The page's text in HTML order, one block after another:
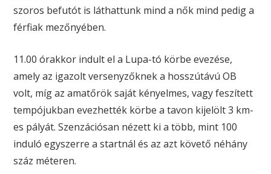
szoros befutót is láthattunk mind a nők mind pedig a
férfiak mezőnyében.
11.00 órakkor indult el a Lupa-tó körbe evezése,
amely az igazolt versenyzőknek a hosszútávú OB
volt, míg az amatőrök saját kényelmes, vagy feszített
tempójukban evezhették körbe a tavon kijelölt 3 km-
es pályát. Szenzációsan nézett ki a több, mint 100
induló egyszerre a startnál és az azt követő néhány
száz méteren.